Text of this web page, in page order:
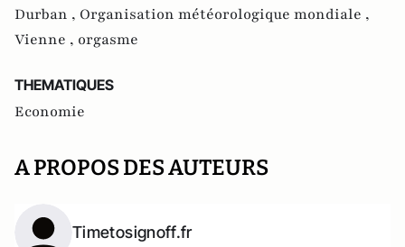
Durban , Organisation météorologique mondiale ,
Vienne , orgasme
THEMATIQUES
Economie
A PROPOS DES AUTEURS
Timetosignoff.fr